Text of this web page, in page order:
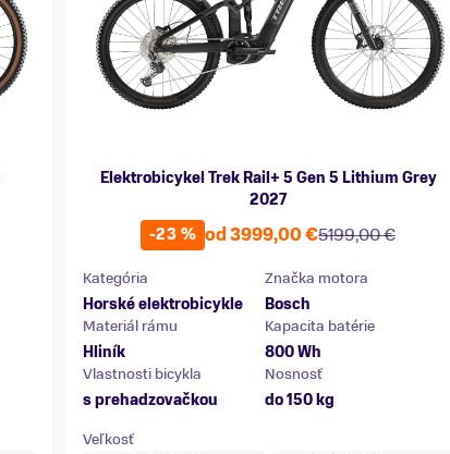
Elektrobicykel Trek Rail+ 5 Gen 5 Lithium Grey
2027
-23 %
5199,00 €
od 3999,00 €
Kategória
Horské elektrobicykle
Značka motora
Bosch
Materiál rámu
Hliník
Kapacita batérie
800 Wh
Vlastnosti bicykla
s prehadzovačkou
Nosnosť
do 150 kg
Veľkosť